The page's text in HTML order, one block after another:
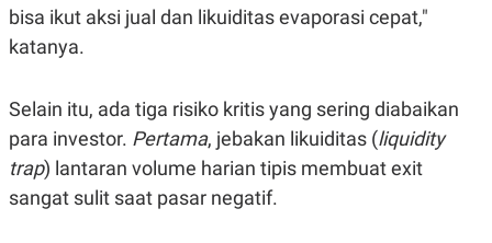
bisa ikut aksi jual dan likuiditas evaporasi cepat,"
katanya.
Selain itu, ada tiga risiko kritis yang sering diabaikan
para investor. Pertama, jebakan likuiditas (liquidity
trap) lantaran volume harian tipis membuat exit
sangat sulit saat pasar negatif.